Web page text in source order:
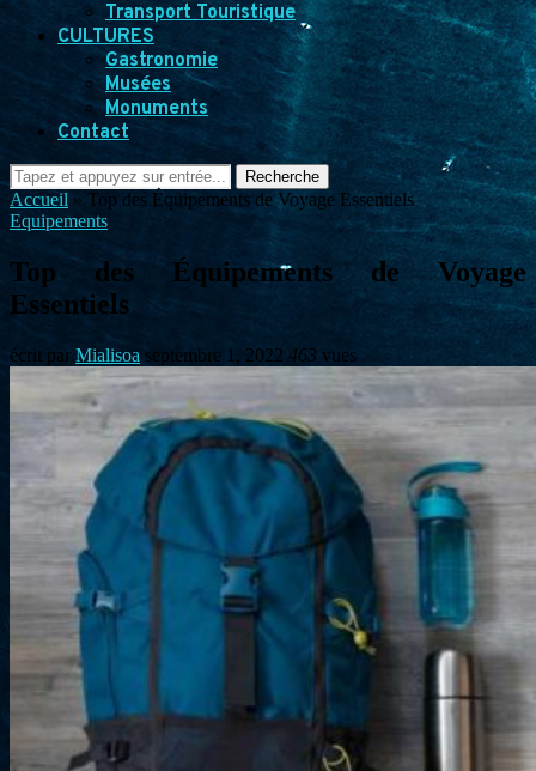
Transport Touristique
CULTURES
Gastronomie
Musées
Monuments
Contact
Recherche
Accueil » Top des Équipements de Voyage Essentiels
Equipements
Top des Équipements de Voyage
Essentiels
écrit par Mialisoa septembre 1, 2022 463 vues